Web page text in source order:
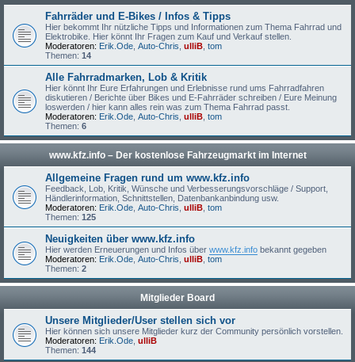
Fahrräder und E-Bikes / Infos & Tipps
Hier bekommt Ihr nützliche Tipps und Informationen zum Thema Fahrrad und
Elektrobike. Hier könnt Ihr Fragen zum Kauf und Verkauf stellen.
Moderatoren: Erik.Ode Auto-Chris ulliB tom
Themen: 14
Alle Fahrradmarken, Lob & Kritik
Hier könnt Ihr Eure Erfahrungen und Erlebnisse rund ums Fahrradfahren
diskutieren / Berichte über Bikes und E-Fahrräder schreiben / Eure Meinung
loswerden / hier kann alles rein was zum Thema Fahrrad passt.
Moderatoren: Erik.Ode Auto-Chris ulliB tom
Themen: 6
www.kfz.info – Der kostenlose Fahrzeugmarkt im Internet
Allgemeine Fragen rund um www.kfz.info
Feedback, Lob, Kritik, Wünsche und Verbesserungsvorschläge / Support,
Händlerinformation, Schnittstellen, Datenbankanbindung usw.
Moderatoren: Erik.Ode Auto-Chris ulliB tom
Themen: 125
Neuigkeiten über www.kfz.info
Hier werden Erneuerungen und Infos über www.kfz.info bekannt gegeben
Moderatoren: Erik.Ode Auto-Chris ulliB tom
Themen: 2
Mitglieder Board
Unsere Mitglieder/User stellen sich vor
Hier können sich unsere Mitglieder kurz der Community persönlich vorstellen.
Moderatoren: Erik.Ode ulliB
Themen: 144